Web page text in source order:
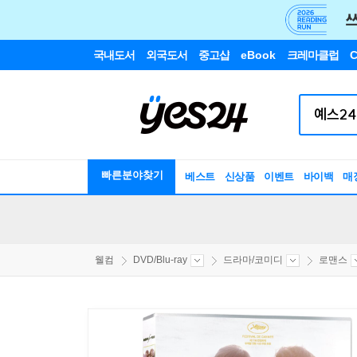
국내도서 외국도서 중고샵 eBook 크레마클럽
빠른분야찾기 베스트 신상품 이벤트 바이백 매
웰컴 DVD/Blu-ray 드라마/코미디 로맨스